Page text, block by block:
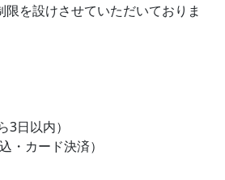
を設けさせていただいておりま
日以内）
カード決済）